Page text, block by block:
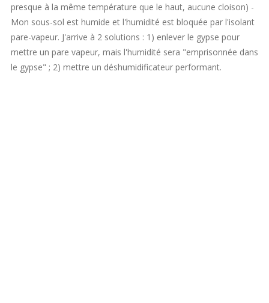
presque à la même température que le haut, aucune cloison) -
Mon sous-sol est humide et l'humidité est bloquée par l'isolant
pare-vapeur. J'arrive à 2 solutions : 1) enlever le gypse pour
mettre un pare vapeur, mais l'humidité sera "emprisonnée dans
le gypse" ; 2) mettre un déshumidificateur performant.